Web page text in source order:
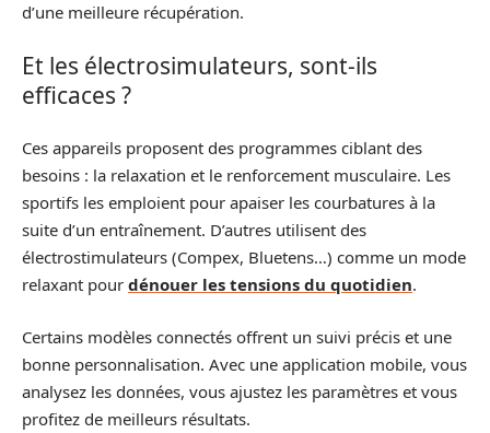
d’une meilleure récupération.
Et les électrosimulateurs, sont-ils
efficaces ?
Ces appareils proposent des programmes ciblant des
besoins : la relaxation et le renforcement musculaire. Les
sportifs les emploient pour apaiser les courbatures à la
suite d’un entraînement. D’autres utilisent des
électrostimulateurs (Compex, Bluetens…) comme un mode
relaxant pour dénouer les tensions du quotidien.
Certains modèles connectés offrent un suivi précis et une
bonne personnalisation. Avec une application mobile, vous
analysez les données, vous ajustez les paramètres et vous
profitez de meilleurs résultats.